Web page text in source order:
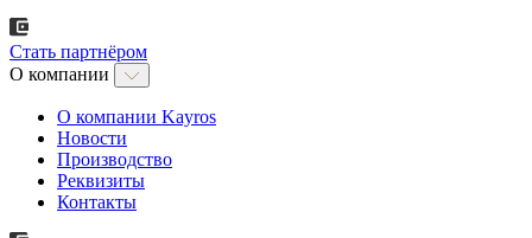
Стать партнёром
О компании
О компании Kayros
Новости
Производство
Реквизиты
Контакты